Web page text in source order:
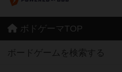
ボドゲーマTOP
ボードゲームを検索する